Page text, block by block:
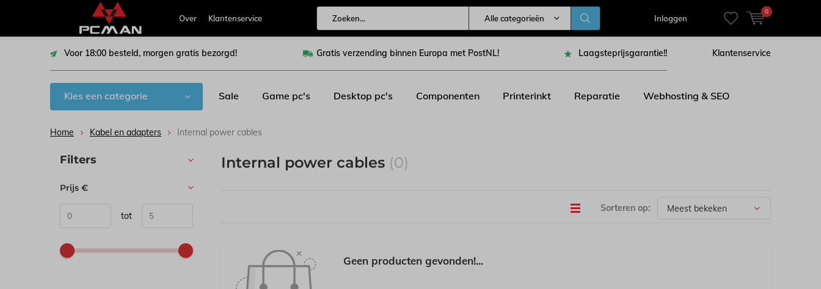
Over Klantenservice Alle categorieën Inloggen
0
Voor 18:00 besteld, morgen gratis bezorgd! Gratis verzending binnen Europa met PostNL! Laagsteprijsgarantie!! Klantenservice
Kies een categorie Sale Game pc's Desktop pc's Componenten Printerinkt Reparatie Webhosting & SEO
Home Kabel en adapters Internal power cables
Internal power cables (0)
Sorteren op:
Geen producten gevonden!...
Sorteren op:
Filters
Prijs €
tot